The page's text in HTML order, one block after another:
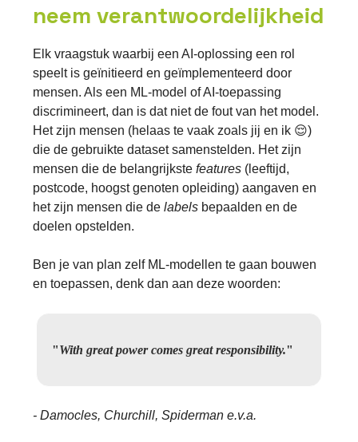
neem verantwoordelijkheid
Elk vraagstuk waarbij een AI-oplossing een rol
speelt is geïnitieerd en geïmplementeerd door
mensen. Als een ML-model of AI-toepassing
discrimineert, dan is dat niet de fout van het model.
Het zijn mensen (helaas te vaak zoals jij en ik 😌)
die de gebruikte dataset samenstelden. Het zijn
mensen die de belangrijkste features (leeftijd,
postcode, hoogst genoten opleiding) aangaven en
het zijn mensen die de labels bepaalden en de
doelen opstelden.
Ben je van plan zelf ML-modellen te gaan bouwen
en toepassen, denk dan aan deze woorden:
"With great power comes great responsibility."
- Damocles, Churchill, Spiderman e.v.a.